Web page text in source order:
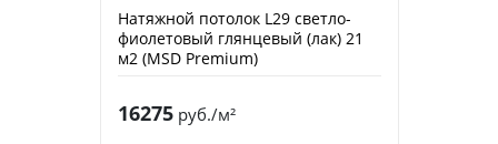
Натяжной потолок L29 светло-
фиолетовый глянцевый (лак) 21
м2 (MSD Premium)
16275руб./м²